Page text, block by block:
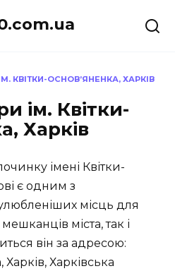
КВІТКИ-ОСНОВ’ЯНЕНКА, ХАРКІВ
ім. Квітки-
Харків
імені Квітки-
є одним з
місць для
міста, так і
він за адресою:
Харківська